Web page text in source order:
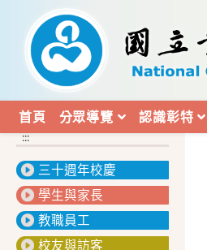
內
首頁 分眾導覽 認識彰特
:::
三十週年校慶
學生與家長
教職員工
校友與訪客